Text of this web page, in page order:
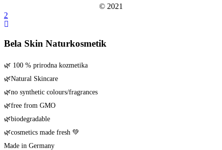
© 2021
Bela Skin Naturkosmetik
🌿 100 % pri­rod­na kozmetika
🌿Natu­ral Skincare
🌿no syn­the­tic colours/​fragrances
🌿free from GMO
🌿biode­gra­da­ble
🌿cos­me­tics made fresh 💚
Made in Germany